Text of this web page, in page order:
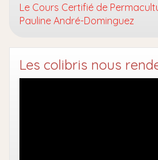
Le Cours Certifié de
Pauline André-Dominguez
Les colibris nous